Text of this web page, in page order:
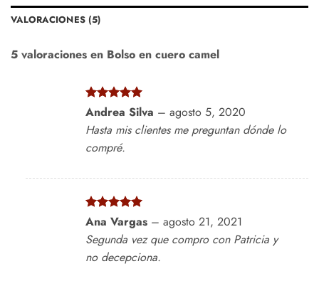
VALORACIONES (5)
5 valoraciones en Bolso en cuero camel
Valorado
con5 de 5
Andrea Silva – agosto 5, 2020
Hasta mis clientes me preguntan dónde lo
compré.
Valorado
de 5
Ana Vargas – agosto 21, 2021
Segunda vez que compro con Patricia y
no decepciona.